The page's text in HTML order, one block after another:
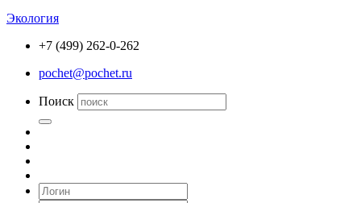
Экология
+7 (499) 262-0-262
pochet@pochet.ru
Поиск